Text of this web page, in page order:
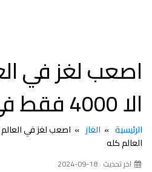
اصعب لغز في
الا 4000 فقط في العالم كله
الرئيسية الغاز
العالم كله
اخر تحديث : 18-09-2024